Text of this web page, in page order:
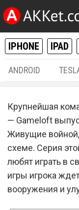
IPHONE IPAD
ANDROID
in Arms
App
Крупнейшая
— Gameloft
Живущие войной,
схеме. Серия
любят играть в
игры игрока
вооружения и